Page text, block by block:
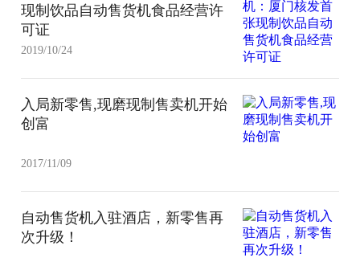
现制饮品自动售货机食品经营许
可证
2019/10/24
入局新零售,现磨现制售卖机开始
创富
2017/11/09
自动售货机入驻酒店，新零售再
次升级！